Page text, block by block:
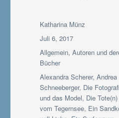
Autor
Katharina Münz
Veröffentlicht
am
Juli 6, 2017
Kategorien
Allgemein,Autoren und
Bücher
Schlagwörter
Alexandra Scherer,Andrea
Schneeberger, Die
und das Model, Die Tote(n)
vom Tegernsee, Ein